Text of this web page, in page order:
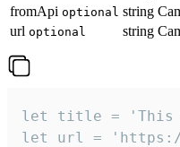
fromApi optional string
url optional string
let title = 'This
let url = 'https://